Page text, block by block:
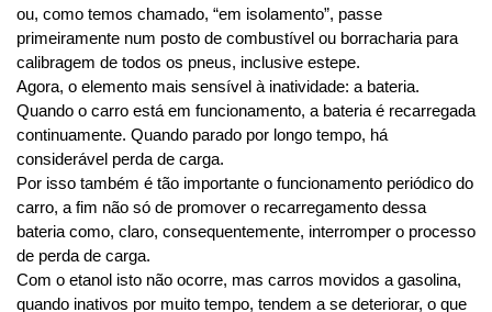
ou, como temos chamado, “em isolamento”, passe
primeiramente num posto de combustível ou borracharia para
calibragem de todos os pneus, inclusive estepe.
Agora, o elemento mais sensível à inatividade: a bateria.
Quando o carro está em funcionamento, a bateria é recarregada
continuamente. Quando parado por longo tempo, há
considerável perda de carga.
Por isso também é tão importante o funcionamento periódico do
carro, a fim não só de promover o recarregamento dessa
bateria como, claro, consequentemente, interromper o processo
de perda de carga.
Com o etanol isto não ocorre, mas carros movidos a gasolina,
quando inativos por muito tempo, tendem a se deteriorar, o que